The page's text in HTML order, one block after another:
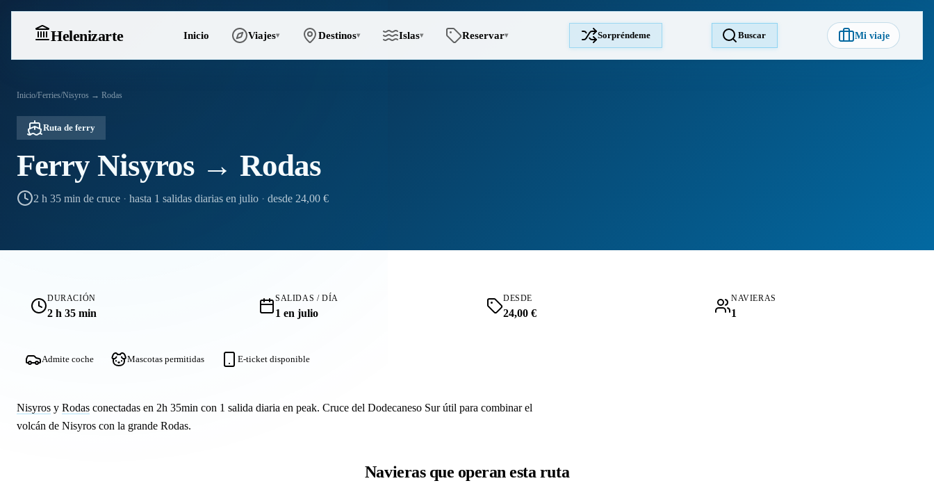
Helenizarte Inicio Viajes▾ Destinos▾ Islas▾ Reservar▾ Sorpréndeme Buscar Mi viaje
Inicio/Ferries/Nisyros → Rodas
Ruta de ferry
Ferry Nisyros → Rodas
2 h 35 min de cruce · hasta 1 salidas diarias en julio · desde 24,00 €
DURACIÓN
2 h 35 min
SALIDAS / DÍA
1 en julio
DESDE
24,00 €
NAVIERAS
1
Admite coche Mascotas permitidas E-ticket disponible
Nisyros y Rodas conectadas en 2h 35min con 1 salida diaria en peak. Cruce del Dodecaneso Sur útil para combinar el
volcán de Nisyros con la grande Rodas.
Navieras que operan esta ruta